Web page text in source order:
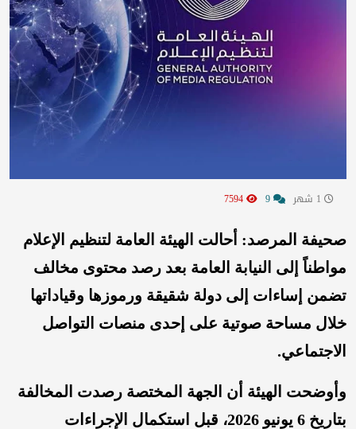
صحيفة المرصد: أحالت الهيئة العامة لتنظيم الإعلام
مواطناً إلى النيابة العامة بعد رصد محتوى مخالف
تضمن إساءات إلى دولة شقيقة ورموزها وقياداتها
خلال مساحة صوتية على إحدى منصات التواصل
الاجتماعي.
وأوضحت الهيئة أن الجهة المختصة رصدت المخالفة
بتاريخ 6 يونيو 2026، قبل استكمال الإجراءات